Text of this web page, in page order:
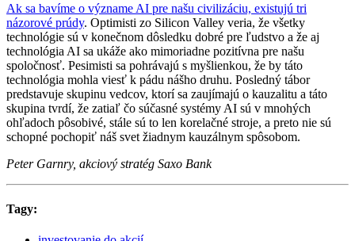
Ak sa bavíme o význame AI pre našu civilizáciu, existujú tri
názorové prúdy. Optimisti zo Silicon Valley veria, že všetky
technológie sú v konečnom dôsledku dobré pre ľudstvo a že aj
technológia AI sa ukáže ako mimoriadne pozitívna pre našu
spoločnosť. Pesimisti sa pohrávajú s myšlienkou, že by táto
technológia mohla viesť k pádu nášho druhu. Posledný tábor
predstavuje skupinu vedcov, ktorí sa zaujímajú o kauzalitu a táto
skupina tvrdí, že zatiaľ čo súčasné systémy AI sú v mnohých
ohľadoch pôsobivé, stále sú to len korelačné stroje, a preto nie sú
schopné pochopiť náš svet žiadnym kauzálnym spôsobom.
Peter Garnry, akciový stratég Saxo Bank
Tagy: